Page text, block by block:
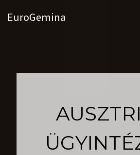
Skip to content
EuroGemina